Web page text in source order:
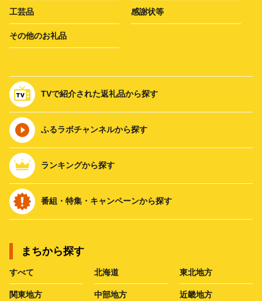
工芸品 感謝状等
その他のお礼品
TVで紹介された返礼品から探す
ふるラボチャンネルから探す
ランキングから探す
番組・特集・キャンペーンから探す
まちから探す
すべて 北海道 東北地方
関東地方 中部地方 近畿地方